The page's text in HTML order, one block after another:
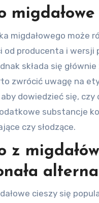
migdałowe
migdałowego może
od producenta i wersji
składa się głównie
zwrócić uwagę na
dowiedzieć się, czy
substancje
czy słodzące.
z
cieszy się